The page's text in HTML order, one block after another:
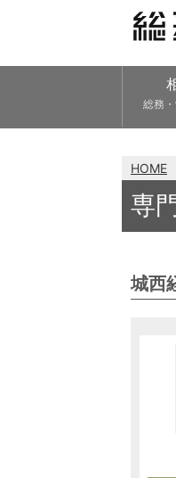
総務
HOME
専
城西